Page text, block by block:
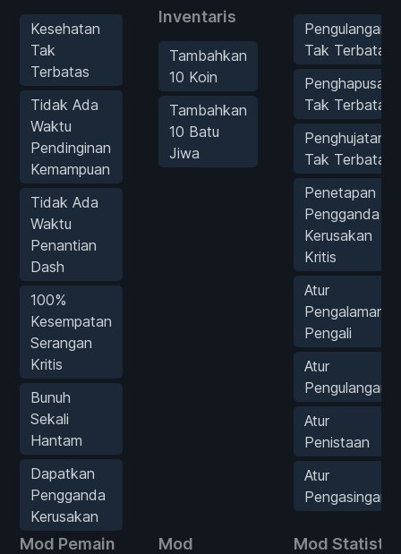
Kesehatan
Tak
Terbatas
Tidak Ada
Waktu
Pendinginan
Kemampuan
Tidak Ada
Waktu
Penantian
Dash
100%
Kesempatan
Serangan
Kritis
Bunuh
Sekali
Hantam
Dapatkan
Pengganda
Kerusakan
Inventaris
Tambahkan
10 Koin
Tambahkan
10 Batu
Jiwa
Pengulangan
Tak Terbatas
Penghapusan
Tak Terbatas
Penghujatan
Tak Terbatas
Penetapan
Pengganda
Kerusakan
Kritis
Atur
Pengalaman
Pengali
Atur
Pengulangan
Atur
Penistaan
Atur
Pengasingan
Mod Pemain
Mod
Mod Statistik